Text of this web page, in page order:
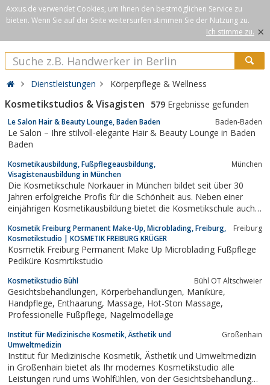
Axxus.de verwendet Cookies, um Ihnen den bestmöglichen Service zu
bieten. Wenn Sie auf der Seite weitersurfen stimmen Sie der Nutzung zu.
Ich stimme zu. ×
Dienstleistungen Körperpflege & Wellness
Kosmetikstudios & Visagisten 579 Ergebnisse gefunden
Le Salon Hair & Beauty Lounge, Baden Baden Baden-Baden
Le Salon – Ihre stilvoll-elegante Hair & Beauty Lounge in Baden
Baden
Kosmetikausbildung, Fußpflegeausbildung,
Visagistenausbildung in München
München
Die Kosmetikschule Norkauer in München bildet seit über 30
Jahren erfolgreiche Profis für die Schönheit aus. Neben einer
einjährigen Kosmetikausbildung bietet die Kosmetikschule auch
Wellnessausbildung, Massageausbildung und Nageldesign-
Ausbildungen an. Eine Förderung der...
Kosmetik Freiburg Permanent Make-Up, Microblading, Freiburg,
Kosmetikstudio | KOSMETIK FREIBURG KRÜGER
Freiburg
Kosmetik Freiburg Permanent Make Up Microblading Fußpflege
Pediküre Kosmrtikstudio
Kosmetikstudio Bühl Bühl OT Altschweier
Gesichtsbehandlungen, Körperbehandlungen, Maniküre,
Handpflege, Enthaarung, Massage, Hot-Ston Massage,
Professionelle Fußpflege, Nagelmodellage
Institut für Medizinische Kosmetik, Ästhetik und
Umweltmedizin
Großenhain
Institut für Medizinische Kosmetik, Ästhetik und Umweltmedizin
in Großenhain bietet als Ihr modernes Kosmetikstudio alle
Leistungen rund ums Wohlfühlen, von der Gesichtsbehandlung